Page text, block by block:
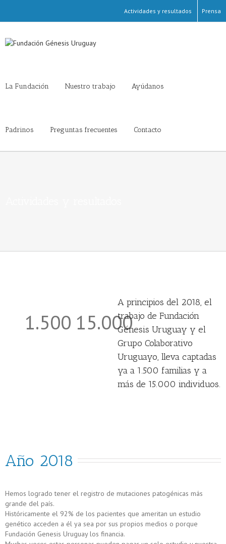
Actividades y resultados Prensa
La Fundación Nuestro trabajo Ayúdanos
Padrinos Preguntas frecuentes Contacto
1.500 15.000
A principios del 2018, el
trabajo de Fundación
Génesis Uruguay y el
Grupo Colaborativo
Uruguayo, lleva captadas
ya a 1.500 familias y a
más de 15.000 individuos.
Año 2018
Hemos logrado tener el registro de mutaciones patogénicas más
grande del país.
Históricamente el 92% de los pacientes que ameritan un estudio
genético acceden a él ya sea por sus propios medios o porque
Fundación Genesis Uruguay los financia.